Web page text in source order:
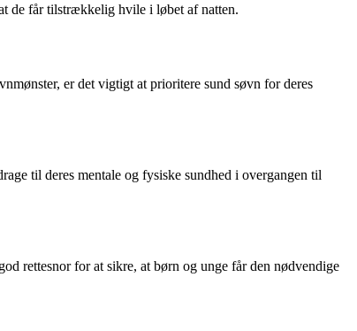
de får tilstrækkelig hvile i løbet af natten.
er det vigtigt at prioritere sund søvn for deres
til deres mentale og fysiske sundhed i overgangen til
rettesnor for at sikre, at børn og unge får den nødvendige